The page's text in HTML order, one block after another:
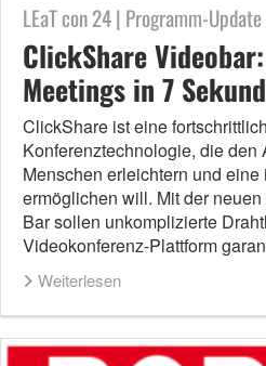
LEaT con 24 | Programm-
ClickShare
Meetings in 7
ClickShare ist eine
Konferenztechnologie, die den
Menschen erleichtern und
ermöglichen will. Mit der
Bar sollen unkomplizierte
Videokonferenz-Plattform
Weiterlesen